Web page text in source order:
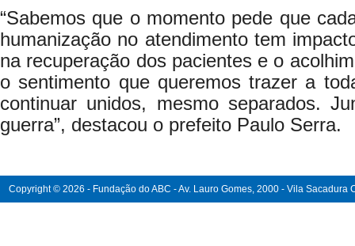
“Sabemos que o momento pede que
humanização no atendimento tem
na recuperação dos pacientes e o
o sentimento que queremos trazer a
continuar unidos, mesmo separados.
guerra”, destacou o prefeito Paulo Serra.
Copyright © 2026 - Fundação do ABC - Av. Lauro Gomes, 2000 - Vila